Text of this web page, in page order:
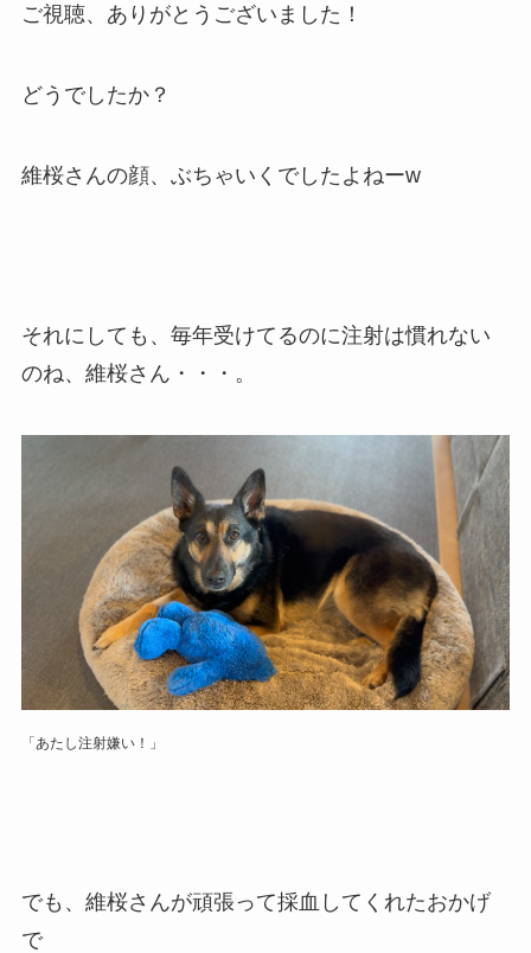
ご視聴、ありがとうございました！
どうでしたか？
維桜さんの顔、ぶちゃいくでしたよねーw
それにしても、毎年受けてるのに注射は慣れない
のね、維桜さん・・・。
「あたし注射嫌い！」
でも、維桜さんが頑張って採血してくれたおかげ
で